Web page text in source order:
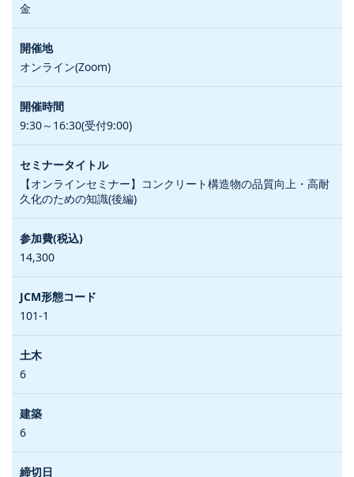
金
オンライン(Zoom)
9:30～16:30(受付9:00)
【オンラインセミナー】コンクリート構造物の品質向上・高耐
久化のための知識(後編)
14,300
101-1
6
6